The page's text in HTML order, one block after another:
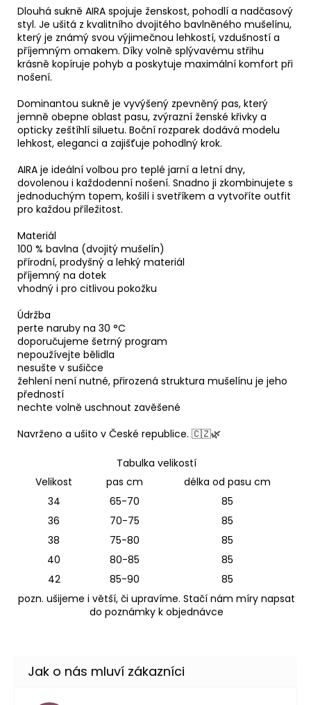
Dlouhá sukně AIRA spojuje ženskost, pohodlí a nadčasový
styl. Je ušitá z kvalitního dvojitého bavlněného mušelínu,
který je známý svou výjimečnou lehkostí, vzdušností a
příjemným omakem. Díky volně splývavému střihu
krásně kopíruje pohyb a poskytuje maximální komfort při
nošení.
Dominantou sukně je vyvýšený zpevněný pas, který
jemně obepne oblast pasu, zvýrazní ženské křivky a
opticky zeštíhlí siluetu. Boční rozparek dodává modelu
lehkost, eleganci a zajišťuje pohodlný krok.
AIRA je ideální volbou pro teplé jarní a letní dny,
dovolenou i každodenní nošení. Snadno ji zkombinujete s
jednoduchým topem, košilí i svetříkem a vytvoříte outfit
pro každou příležitost.
Materiál
100 % bavlna (dvojitý mušelín)
přírodní, prodyšný a lehký materiál
příjemný na dotek
vhodný i pro citlivou pokožku
Údržba
perte naruby na 30 °C
doporučujeme šetrný program
nepoužívejte bělidla
nesušte v sušičce
žehlení není nutné, přirozená struktura mušelínu je jeho
předností
nechte volně uschnout zavěšené
Navrženo a ušito v České republice. 🇨🇿🌿
Tabulka velikostí
Velikost
pas cm
délka od pasu cm
34
65-70
85
36
70-75
85
38
75-80
85
40
80-85
85
42
85-90
85
pozn. ušijeme i větší, či upravíme. Stačí nám míry napsat
do poznámky k objednávce